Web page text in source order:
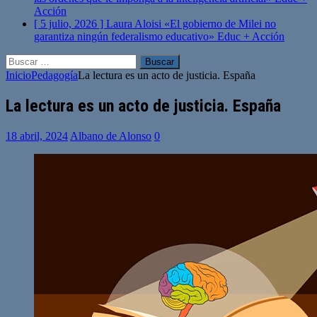
Acción
[ 5 julio, 2026 ] Laura Aloisi «El gobierno de Milei no
garantiza ningún federalismo educativo» Educ + Acción
Buscar:
InicioPedagogíaLa lectura es un acto de justicia. España
La lectura es un acto de justicia. España
18 abril, 2024 Albano de Alonso 0